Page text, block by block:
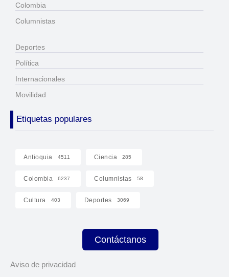
Colombia
Columnistas
Deportes
Política
Internacionales
Movilidad
Etiquetas populares
Antioquia 4511 Ciencia 285
Colombia 6237 Columnistas 58
Cultura 403 Deportes 3069
Contáctanos
Aviso de privacidad